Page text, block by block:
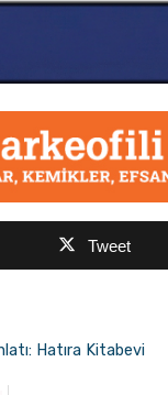
Tweet
Hatıra Kitabevi